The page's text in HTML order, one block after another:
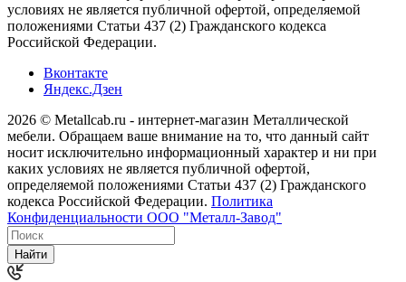
условиях не является публичной офертой, определяемой
положениями Статьи 437 (2) Гражданского кодекса
Российской Федерации.
Вконтакте
Яндекс.Дзен
2026 © Metallcab.ru - интернет-магазин Металлической
мебели. Обращаем ваше внимание на то, что данный сайт
носит исключительно информационный характер и ни при
каких условиях не является публичной офертой,
определяемой положениями Статьи 437 (2) Гражданского
кодекса Российской Федерации. Политика
Конфиденциальности ООО "Металл-Завод"
Найти